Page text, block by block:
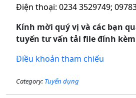
Điện thoại: 0234 3529749;
Kính mời quý vị và các bạn
tuyển tư vấn tải file đính
Điều khoản tham chiếu
Category: Tuyển dụng